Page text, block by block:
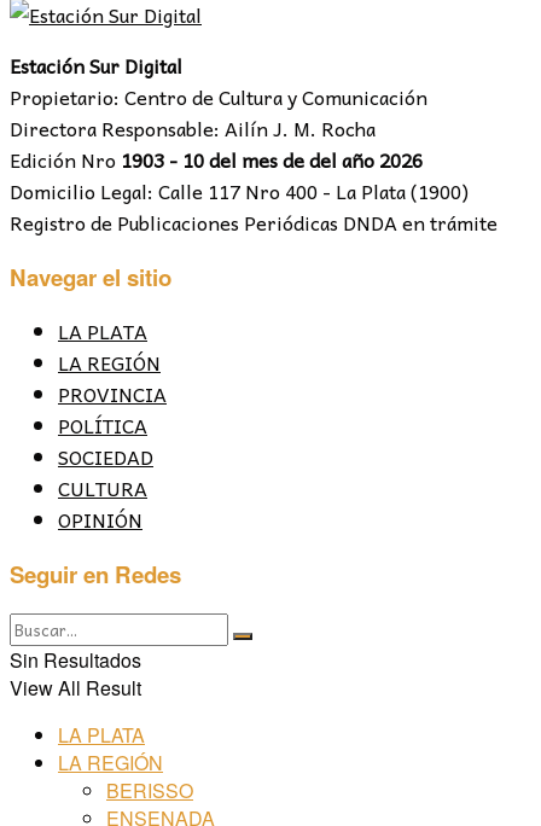
Estación Sur Digital
Propietario: Centro de Cultura y Comunicación
Directora Responsable: Ailín J. M. Rocha
Edición Nro 1903 - 10 del mes de del año 2026
Domicilio Legal: Calle 117 Nro 400 - La Plata (1900)
Registro de Publicaciones Periódicas DNDA en trámite
Navegar el sitio
LA PLATA
LA REGIÓN
PROVINCIA
POLÍTICA
SOCIEDAD
CULTURA
OPINIÓN
Seguir en Redes
Sin Resultados
View All Result
LA PLATA
LA REGIÓN
BERISSO
ENSENADA